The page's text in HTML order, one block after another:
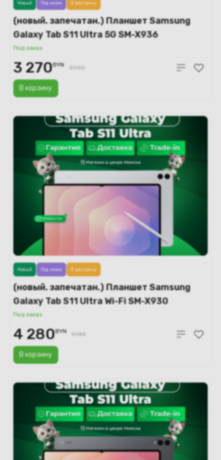
(новый. запечатан.) Планшет Samsung
Galaxy Tab S11 Ultra 5G SM-X936
12GB/256GB (серебристый)
Под заказ
В корзину
Новый Под заказ В рассрочку
3 270BYN 3930
(новый. запечатан.) Планшет Samsung
Galaxy Tab S11 Ultra Wi-Fi SM-X930
16GB/1TB (серебристый)
Под заказ
В корзину
Новый Под заказ В рассрочку
4 280BYN 5140